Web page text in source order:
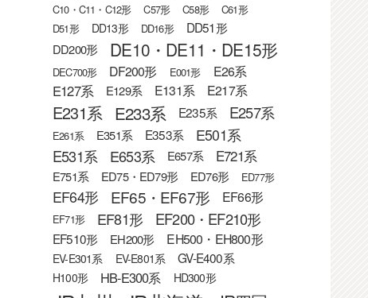
C10・C11・C12形
C57形 C58形
C61形
D51形
DD13形 DD16形 DD51形
DD200形 DE10・DE11・DE15形
DEC700形 DF200形 E001形 E26系
E127系 E129系 E131系 E217系
E231系 E233系 E235系 E257系
E261系 E351系 E353系 E501系
E531系 E653系 E657系 E721系
E751系 ED75・ED79形 ED76形 ED77形
EF64形 EF65・EF67形 EF66形
EF71形 EF81形 EF200・EF210形
EF510形 EH200形 EH500・EH800形
EV-E301系 EV-E801系 GV-E400系
H100形 HB-E300系 HD300形